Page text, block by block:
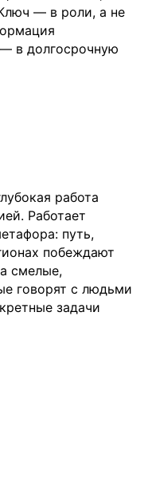
— в роли, а не
в долгосрочную
работа
Работает
путь,
побеждают
смелые,
говорят с людьми
задачи